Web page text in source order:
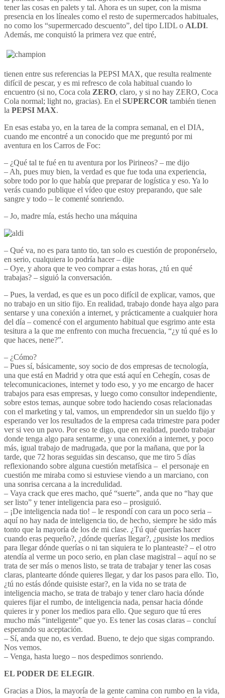
tener las cosas en palets y tal. Ahora es un super, con la misma
presencia en los líneales como el resto de supermercados habituales,
no como los “supermercado descuento”, del tipo LIDL o ALDI.
Además, me conquistó la primera vez que entré,
tienen entre sus referencias la PEPSI MAX, que resulta realmente
difícil de pescar, y es mi refresco de cola habitual cuando lo
encuentro (si no, Coca cola ZERO, claro, y si no hay ZERO, Coca
Cola normal; light no, gracias). En el SUPERCOR también tienen
la PEPSI MAX.
En esas estaba yo, en la tarea de la compra semanal, en el DIA,
cuando me encontré a un conocido que me preguntó por mi
aventura en los Carros de Foc:
– ¿Qué tal te fué en tu aventura por los Pirineos? – me dijo
– Ah, pues muy bien, la verdad es que fue toda una experiencia,
sobre todo por lo que había que preparar de logística y eso. Ya lo
verás cuando publique el vídeo que estoy preparando, que sale
sangre y todo – le comenté sonriendo.
– Jo, madre mía, estás hecho una máquina
– Qué va, no es para tanto tio, tan solo es cuestión de proponérselo,
en serio, cualquiera lo podría hacer – dije
– Oye, y ahora que te veo comprar a estas horas, ¿tú en qué
trabajas? – siguió la conversación.
– Pues, la verdad, es que es un poco difícil de explicar, vamos, que
no trabajo en un sitio fijo. En realidad, trabajo donde haya algo para
sentarse y una conexión a internet, y prácticamente a cualquier hora
del día – comencé con el argumento habitual que esgrimo ante esta
tesitura a la que me enfrento con mucha frecuencia, “¿y tú qué es lo
que haces, nene?”.
– ¿Cómo?
– Pues sí, básicamente, soy socio de dos empresas de tecnología,
una que está en Madrid y otra que está aquí en Cehegín, cosas de
telecomunicaciones, internet y todo eso, y yo me encargo de hacer
trabajos para esas empresas, y luego como consultor independiente,
sobre estos temas, aunque sobre todo haciendo cosas relacionadas
con el marketing y tal, vamos, un emprendedor sin un sueldo fijo y
esperando ver los resultados de la empresa cada trimestre para poder
ver si veo un pavo. Por eso te digo, que en realidad, puedo trabajar
donde tenga algo para sentarme, y una conexión a internet, y poco
más, igual trabajo de madrugada, que por la mañana, que por la
tarde, que 72 horas seguidas sin descanso, que me tiro 5 días
reflexionando sobre alguna cuestión metafísica – el personaje en
cuestión me miraba como si estuviese viendo a un marciano, con
una sonrisa cercana a la incredulidad.
– Vaya crack que eres macho, qué “suerte”, anda que no “hay que
ser listo” y tener inteligencia para eso – prosiguió.
– ¡De inteligencia nada tio! – le respondí con cara un poco seria –
aquí no hay nada de inteligencia tio, de hecho, siempre he sido más
tonto que la mayoría de los de mi clase. ¿Tú qué querías hacer
cuando eras pequeño?, ¿dónde querías llegar?, ¿pusiste los medios
para llegar dónde querías o ni tan siquiera te lo planteaste? – el otro
atendía al verme un poco serio, en plan clase magistral – aquí no se
trata de ser más o menos listo, se trata de trabajar y tener las cosas
claras, plantearte dónde quieres llegar, y dar los pasos para ello. Tio,
¿tú no estás dónde quisiste estar?, en la vida no se trata de
inteligencia macho, se trata de trabajo y tener claro hacia dónde
quieres fijar el rumbo, de inteligencia nada, pensar hacia dónde
quieres ir y poner los medios para ello. Que seguro que tú eres
mucho más “inteligente” que yo. Es tener las cosas claras – concluí
esperando su aceptación.
– Sí, anda que no, es verdad. Bueno, te dejo que sigas comprando.
Nos vemos.
– Venga, hasta luego – nos despedimos sonriendo.
EL PODER DE ELEGIR.
Gracias a Dios, la mayoría de la gente camina con rumbo en la vida,